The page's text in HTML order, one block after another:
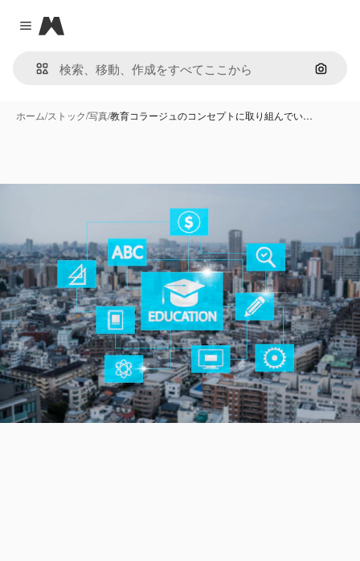
Close menu
Magnific
画像で
ホーム/ストック/写真/教育コラージュのコンセプトに取り組んでい…